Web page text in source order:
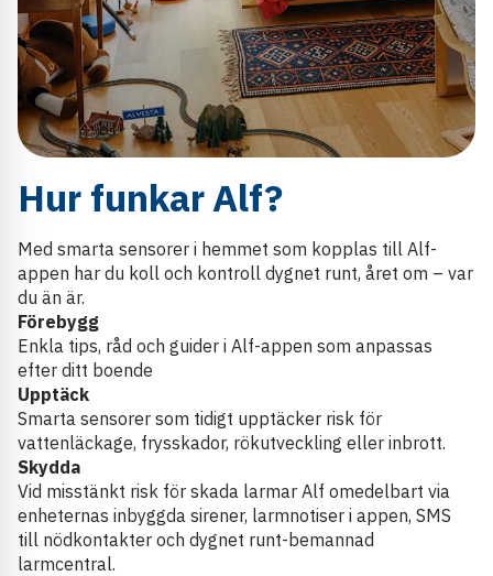
Hur funkar Alf?
Med smarta sensorer i hemmet som kopplas till Alf-
appen har du koll och kontroll dygnet runt, året om – var
du än är.
Förebygg
Enkla tips, råd och guider i Alf-appen som anpassas
efter ditt boende
Upptäck
Smarta sensorer som tidigt upptäcker risk för
vattenläckage, frysskador, rökutveckling eller inbrott.
Skydda
Vid misstänkt risk för skada larmar Alf omedelbart via
enheternas inbyggda sirener, larmnotiser i appen, SMS
till nödkontakter och dygnet runt-bemannad
larmcentral.